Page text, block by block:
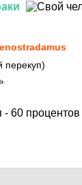
перекуп)
60